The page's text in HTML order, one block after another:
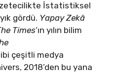
İstatistiksel
gördü. Yapay Zekâ
Times‘ın yılın bilim
çeşitli medya
2018’den bu yana